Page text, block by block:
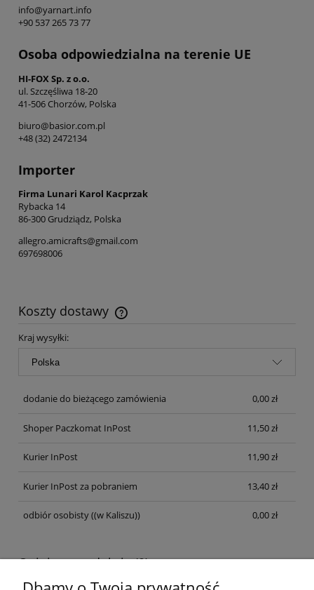
info@yarnart.info
+90 537 265 73 77
Osoba odpowiedzialna na terenie UE
HI-FOX Sp. z o.o.
ul. Szczęśliwa 18-20
41-506 Chorzów, Polska
biuro@basior.com.pl
+48 (32) 2472134
Importer
Firma Lunari Karol Kacprzak
Rybacka 14
86-300 Grudziądz, Polska
allegro.amicrafts@gmail.com
697698006
Koszty dostawy
Cena nie zawiera ewentualnych kosztów płatności
Kraj wysyłki:
dodanie do bieżącego zamówienia 0,00 zł
Shoper Paczkomat InPost 11,50 zł
Kurier InPost 11,90 zł
Kurier InPost za pobraniem 13,40 zł
odbiór osobisty((w Kaliszu)) 0,00 zł
Opinie o produkcie (0)